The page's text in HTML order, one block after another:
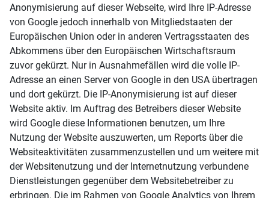
Anonymisierung auf dieser Webseite, wird Ihre IP-Adresse
von Google jedoch innerhalb von Mitgliedstaaten der
Europäischen Union oder in anderen Vertragsstaaten des
Abkommens über den Europäischen Wirtschaftsraum
zuvor gekürzt. Nur in Ausnahmefällen wird die volle IP-
Adresse an einen Server von Google in den USA übertragen
und dort gekürzt. Die IP-Anonymisierung ist auf dieser
Website aktiv. Im Auftrag des Betreibers dieser Website
wird Google diese Informationen benutzen, um Ihre
Nutzung der Website auszuwerten, um Reports über die
Websiteaktivitäten zusammenzustellen und um weitere mit
der Websitenutzung und der Internetnutzung verbundene
Dienstleistungen gegenüber dem Websitebetreiber zu
erbringen. Die im Rahmen von Google Analytics von Ihrem